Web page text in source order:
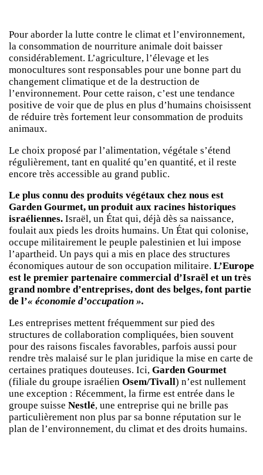
Pour aborder la lutte contre le climat et l’environnement,
la consommation de nourriture animale doit baisser
considérablement. L’agriculture, l’élevage et les
monocultures sont responsables pour une bonne part du
changement climatique et de la destruction de
l’environnement. Pour cette raison, c’est une tendance
positive de voir que de plus en plus d’humains choisissent
de réduire très fortement leur consommation de produits
animaux.
Le choix proposé par l’alimentation, végétale s’étend
régulièrement, tant en qualité qu’en quantité, et il reste
encore très accessible au grand public.
Le plus connu des produits végétaux chez nous est
Garden Gourmet, un produit aux racines historiques
israéliennes. Israël, un État qui, déjà dès sa naissance,
foulait aux pieds les droits humains. Un État qui colonise,
occupe militairement le peuple palestinien et lui impose
l’apartheid. Un pays qui a mis en place des structures
économiques autour de son occupation militaire. L’Europe
est le premier partenaire commercial d’Israël et un très
grand nombre d’entreprises, dont des belges, font partie
de l’« économie d’occupation ».
Les entreprises mettent fréquemment sur pied des
structures de collaboration compliquées, bien souvent
pour des raisons fiscales favorables, parfois aussi pour
rendre très malaisé sur le plan juridique la mise en carte de
certaines pratiques douteuses. Ici, Garden Gourmet
(filiale du groupe israélien Osem/Tivall) n’est nullement
une exception : Récemment, la firme est entrée dans le
groupe suisse Nestlé, une entreprise qui ne brille pas
particulièrement non plus par sa bonne réputation sur le
plan de l’environnement, du climat et des droits humains.